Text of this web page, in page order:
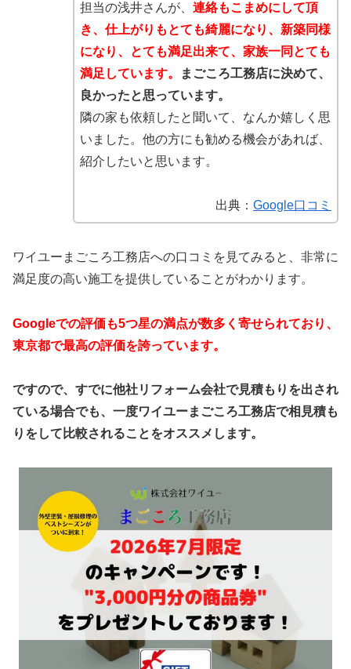
担当の浅井さんが、 連絡もこまめにして頂
き、仕上がりもとても綺麗になり、新築同様
になり、とても満足出来て、家族一同とても
満足しています。
まごころ工務店に決めて、
良かったと思っています。
隣の家も依頼したと聞いて、なんか嬉しく思
いました。他の方にも勧める機会があれば、
紹介したいと思います。
出典： Google口コミ
ワイユーまごころ工務店への口コミを見てみると、非常に
満足度の高い施工を提供していることがわかります。
Googleでの評価も5つ星の満点が数多く寄せられており、
東京都で最高の評価を誇っています。
ですので、すでに他社リフォーム会社で見積もりを出され
ている場合でも、一度ワイユーまごころ工務店で相見積も
りをして比較されることをオススメします。